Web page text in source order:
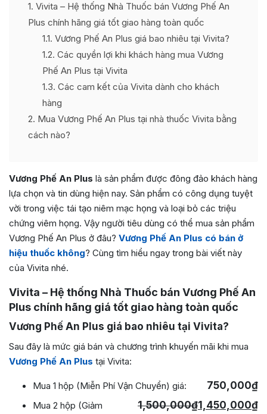
1 Vivita – Hệ thống Nhà Thuốc bán Vương Phế An
Plus chính hãng giá tốt giao hàng toàn quốc
1.1 Vương Phế An Plus giá bao nhiêu tại Vivita?
1.2 Các quyền lợi khi khách hàng mua Vương
Phế An Plus tại Vivita
1.3 Các cam kết của Vivita dành cho khách
hàng
2 Mua Vương Phế An Plus tại nhà thuốc Vivita bằng
cách nào?
Vương Phế An Plus là sản phẩm được đông đảo khách hàng
lựa chọn và tin dùng hiện nay. Sản phẩm có công dụng tuyệt
vời trong việc tái tạo niêm mạc họng và loại bỏ các triệu
chứng viêm họng. Vậy người tiêu dùng có thể mua sản phẩm
Vương Phế An Plus ở đâu? Vương Phế An Plus có bán ở
hiệu thuốc không? Cùng tìm hiểu ngay trong bài viết này
của Vivita nhé.
Vivita – Hệ thống Nhà Thuốc bán Vương Phế An
Plus chính hãng giá tốt giao hàng toàn quốc
Vương Phế An Plus giá bao nhiêu tại Vivita?
Sau đây là mức giá bán và chương trình khuyến mãi khi mua
Vương Phế An Plus tại Vivita:
Mua 1 hộp (Miễn Phí Vận Chuyển) giá: 750,000₫
Mua 2 hộp (Giảm
1,500,000₫1,450,000₫